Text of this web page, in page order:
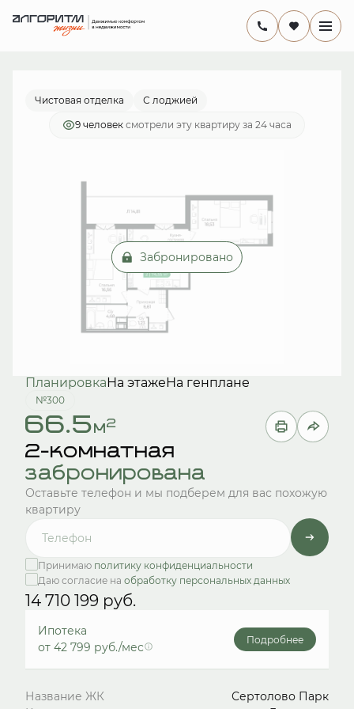
2-комнатная
14 710 199 руб.
от 42 799 руб./мес.
Чистовая отделка С лоджией
9 человек смотрели эту квартиру за 24 часа
Забронировано
ПланировкаНа этажеНа генплане
№300
66.5м2
2-комнатная
забронирована
Оставьте телефон и мы подберем для вас похожую
квартиру
Принимаю политику конфиденциальности
Даю согласие на обработку персональных данных
14 710 199 руб.
Ипотека
от 42 799 руб./мес
Подробнее
Название ЖК
Сертолово Парк